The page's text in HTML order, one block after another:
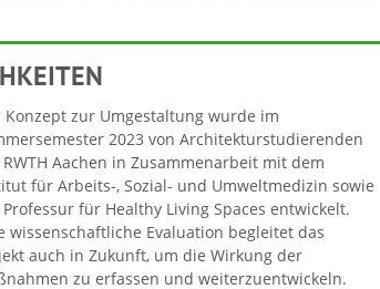
Konzept zur Umgestaltung wurde im
2023 von Architekturstudierenden
Aachen in Zusammenarbeit mit dem
für Arbeits-, Sozial- und Umweltmedizin sowie
für Healthy Living Spaces entwickelt.
wissenschaftliche Evaluation begleitet das
auch in Zukunft, um die Wirkung der
zu erfassen und weiterzuentwickeln.